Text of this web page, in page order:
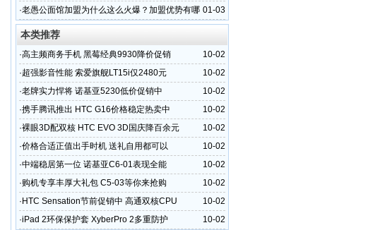
题？
01-03
·老愚公面馆加盟为什么这么火爆？加盟优势有哪
些？
本类推荐
10-02
·高主频商务手机 黑莓经典9930降价促销
10-02
·超强影音性能 索爱旗舰LT15i仅2480元
10-02
·老牌实力悍将 诺基亚5230低价促销中
10-02
·携手腾讯推出 HTC G16价格稳定热卖中
10-02
·裸眼3D配双核 HTC EVO 3D国庆降百余元
10-02
·价格合适正值出手时机 送礼自用都可以
10-02
·中端稳居第一位 诺基亚C6-01表现全能
10-02
·购机专享丰厚大礼包 C5-03等你来抢购
10-02
· HTC Sensation节前促销中 高通双核CPU
10-02
·iPad 2环保保护套 XyberPro 2多重防护